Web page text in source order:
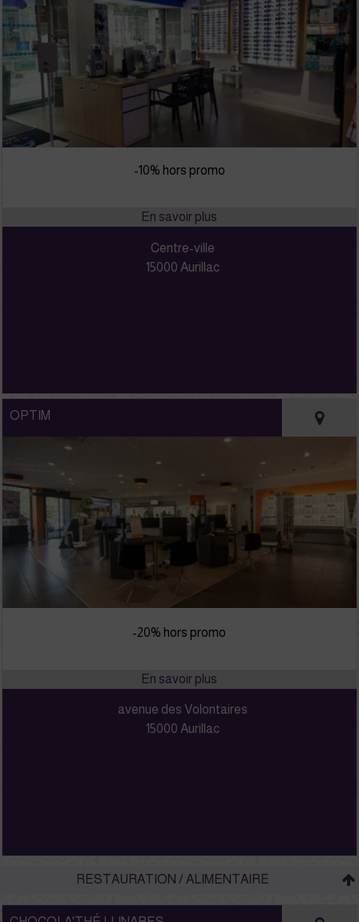
-10% hors promo
Centre-ville
15000 Aurillac
OPTIM
-20% hors promo
avenue des Volontaires
15000 Aurillac
RESTAURATION / ALIMENTAIRE